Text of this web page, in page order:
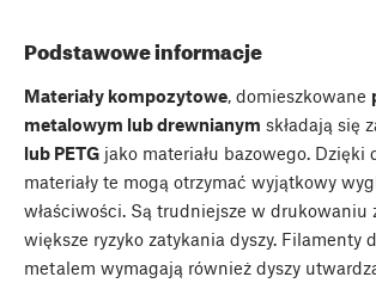
Podstawowe informacje
Materiały kompozytowe, domieszkowane
metalowym lub drewnianym składają się
lub PETG jako materiału bazowego. Dzięki
materiały te mogą otrzymać wyjątkowy
właściwości. Są trudniejsze w drukowaniu
większe ryzyko zatykania dyszy. Filamenty
metalem wymagają również dyszy